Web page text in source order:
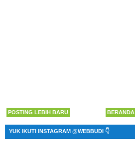
POSTING LEBIH BARU BERANDA
YUK IKUTI INSTAGRAM @WEBBUDI 👇